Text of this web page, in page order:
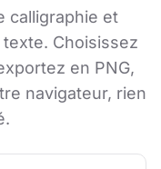
calligraphie et
Choisissez
en PNG,
navigateur, rien